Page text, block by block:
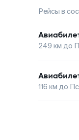
Рейсы в
249 км до
116 км до